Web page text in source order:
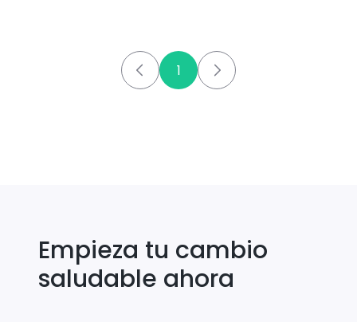
1
Empieza tu cambio
saludable ahora